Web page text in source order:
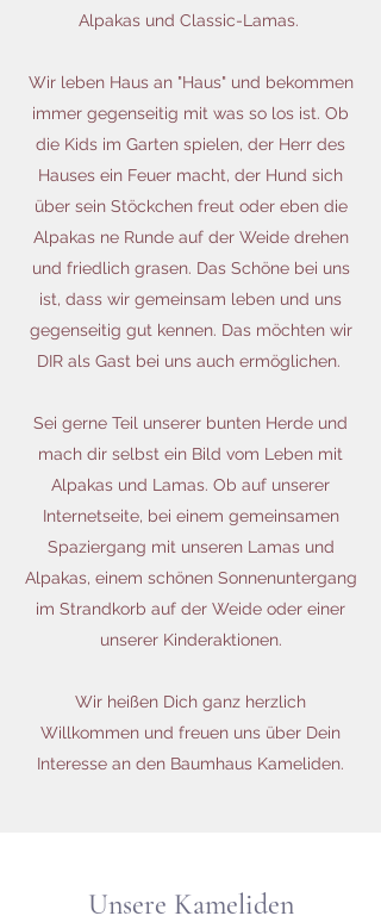
Alpakas und Classic-Lamas.
Wir leben Haus an "Haus" und bekommen
immer gegenseitig mit was so los ist. Ob
die Kids im Garten spielen, der Herr des
Hauses ein Feuer macht, der Hund sich
über sein Stöckchen freut oder eben die
Alpakas ne Runde auf der Weide drehen
und friedlich grasen. Das Schöne bei uns
ist, dass wir gemeinsam leben und uns
gegenseitig gut kennen. Das möchten wir
DIR als Gast bei uns auch ermöglichen.
Sei gerne Teil unserer bunten Herde und
mach dir selbst ein Bild vom Leben mit
Alpakas und Lamas. Ob auf unserer
Internetseite, bei einem gemeinsamen
Spaziergang mit unseren Lamas und
Alpakas, einem schönen Sonnenuntergang
im Strandkorb auf der Weide oder einer
unserer Kinderaktionen.
Wir heißen Dich ganz herzlich
Willkommen und freuen uns über Dein
Interesse an den Baumhaus Kameliden.
Unsere Kameliden